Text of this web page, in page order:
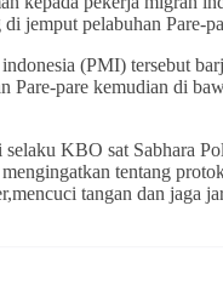
jemput pelabuhan Pare-
(PMI) tersebut
Pare-pare kemudian di
KBO sat Sabhara
tentang
tangan dan jaga